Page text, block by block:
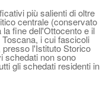
più salienti di oltre
centrale (conservato
fine dell'Ottocento e il
i cui fascicoli
l'Istituto Storico
schedati non sono
gli schedati residenti in